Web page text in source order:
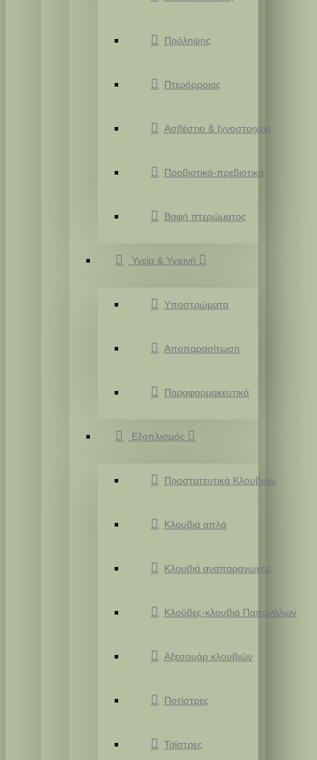
Πρόληψης
Πτερόρροιας
Ασβέστιο & Ιχνοστοιχεία
Προβιοτικά-πρεβιοτικά
Βαφή πτερώματος
Υγεία & Υγιεινή
Υποστρώματα
Αποπαρασίτωση
Παραφαρμακευτικά
Εξοπλισμός
Προστατευτικά Κλουβιών
Κλουβιά απλά
Κλουβιά αναπαραγωγής
Κλούβες-κλουβιά Παπαγάλων
Αξεσουάρ κλουβιών
Ποτίστρες
Ταϊστρες